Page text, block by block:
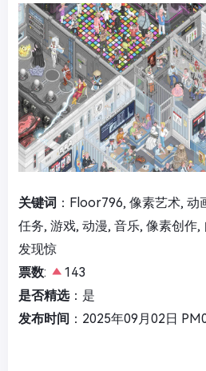
关键词 ：Floor796, 像素艺术, 动
任务, 游戏, 动漫, 音乐, 像素创作,
发现惊
票数:
143
是否精选：是
发布时间 ：2025年09月02日